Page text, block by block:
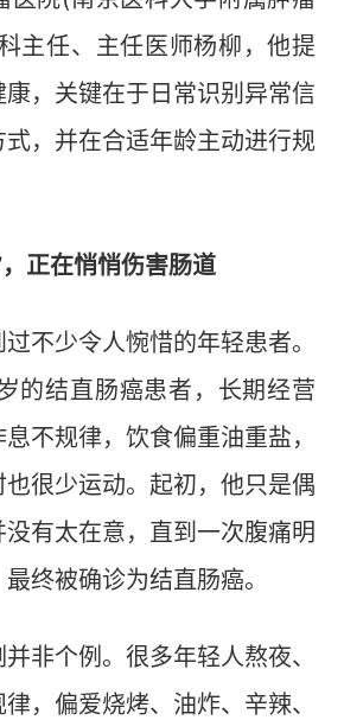
主任、主任医师杨柳，他提
，关键在于日常识别异常信
，并在合适年龄主动进行规
正在悄悄伤害肠道
少令人惋惜的年轻患者。
的结直肠癌患者，长期经营
不规律，饮食偏重油重盐，
很少运动。起初，他只是偶
有太在意，直到一次腹痛明
终被确诊为结直肠癌。
个例。很多年轻人熬夜、
，偏爱烧烤、油炸、辛辣、